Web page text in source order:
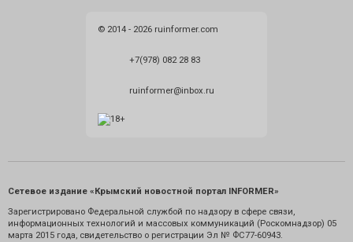
© 2014 - 2026 ruinformer.com
+7(978) 082 28 83
ruinformer@inbox.ru
Сетевое издание «Крымский новостной портал INFORMER»
Зарегистрировано Федеральной службой по надзору в сфере связи,
информационных технологий и массовых коммуникаций (Роскомнадзор) 05
марта 2015 года, свидетельство о регистрации Эл № ФС77-60943.